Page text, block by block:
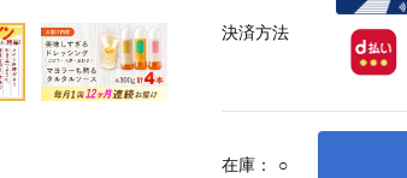
在庫： ○
決済方法